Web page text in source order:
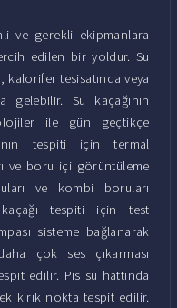
ve gerekli ekipmanlara
edilen bir yoldur. Su
kalorifer tesisatında veya
gelebilir. Su kaçağının
ile gün geçtikçe
tespiti için termal
ve boru içi görüntüleme
ve kombi boruları
tespiti için test
sisteme bağlanarak
çok ses çıkarması
edilir. Pis su hattında
kırık nokta tespit edilir.